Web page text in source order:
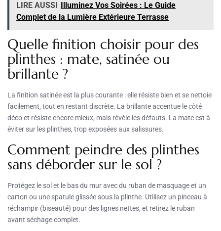
LIRE AUSSI
Illuminez Vos Soirées : Le Guide
Complet de la Lumière Extérieure Terrasse
Quelle finition choisir pour des
plinthes : mate, satinée ou
brillante ?
La finition satinée est la plus courante : elle résiste bien et se nettoie
facilement, tout en restant discrète. La brillante accentue le côté
déco et résiste encore mieux, mais révèle les défauts. La mate est à
éviter sur les plinthes, trop exposées aux salissures.
Comment peindre des plinthes
sans déborder sur le sol ?
Protégez le sol et le bas du mur avec du ruban de masquage et un
carton ou une spatule glissée sous la plinthe. Utilisez un pinceau à
réchampir (biseauté) pour des lignes nettes, et retirez le ruban
avant séchage complet.